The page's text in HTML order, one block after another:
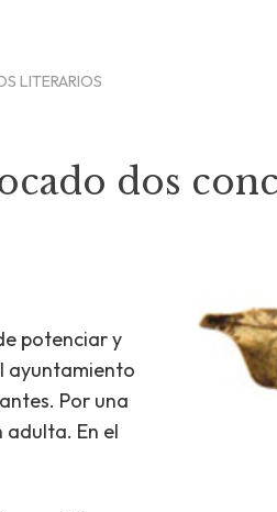
LITERARIOS
dos
potenciar y
ayuntamiento
Por una
adulta. En el